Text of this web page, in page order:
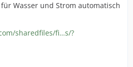
Wasser und Strom automatisch
sharedfiles/fi…s/?